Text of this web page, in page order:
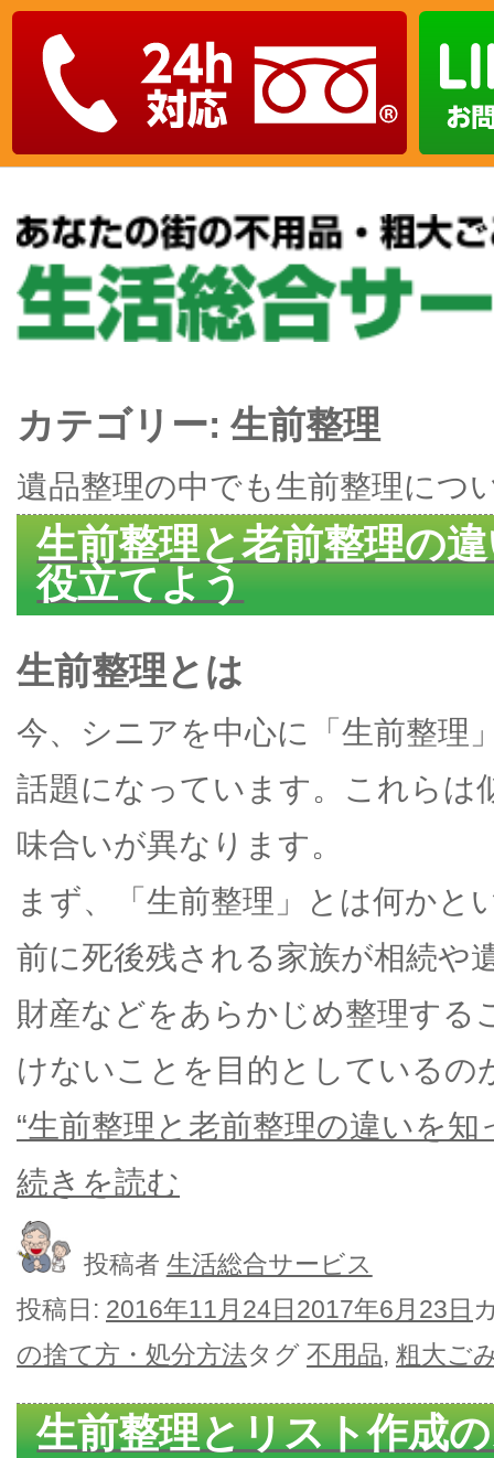
カテゴリー: 生前整理
遺品整理の中でも生前整理につ
生前整理と老前整理の
役立てよう
生前整理とは
今、シニアを中心に「生前整理
話題になっています。これらは
味合いが異なります。
まず、「生前整理」とは何かと
前に死後残される家族が相続や
財産などをあらかじめ整理する
けないことを目的としているの
“生前整理と老前整理の違いを
続きを読む
投稿者 生活総合サービス
投稿日: 2016年11月24日2017年6月23日
の捨て方・処分方法タグ 不用品, 粗大ご
生前整理とリスト作成